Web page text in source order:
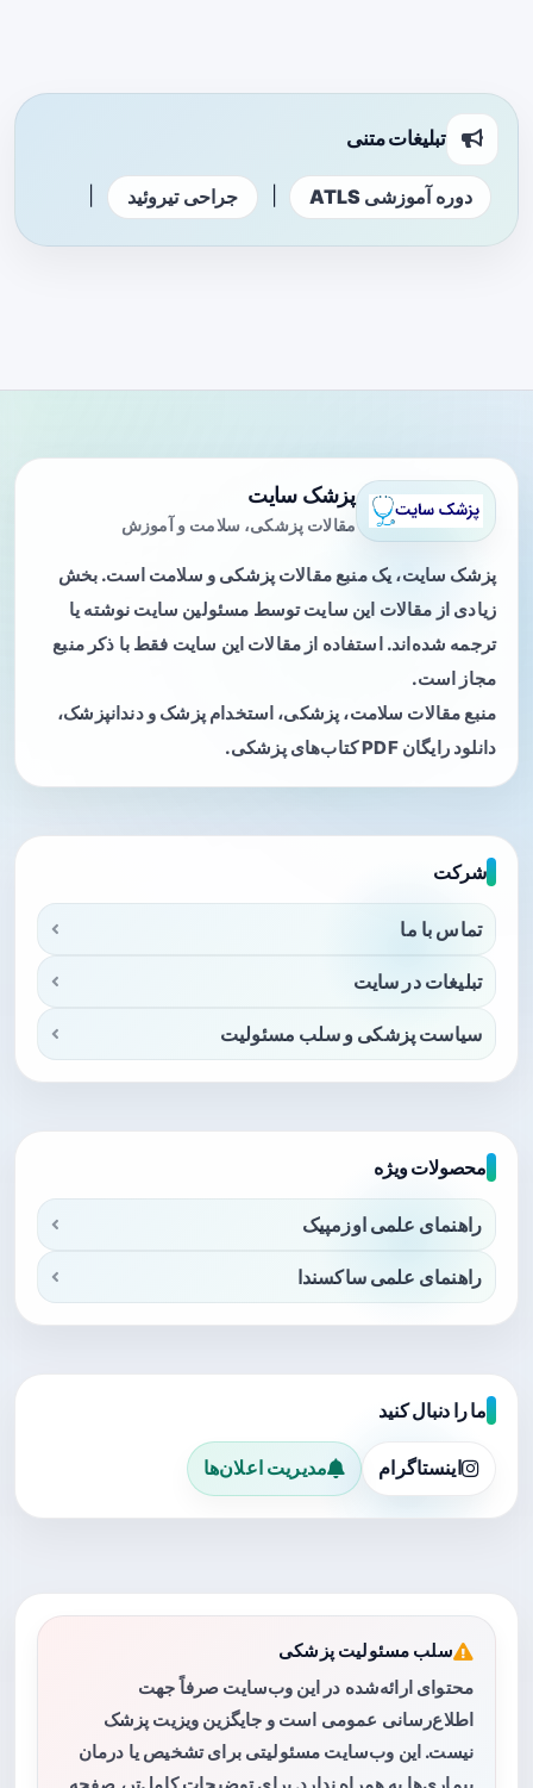
تبلیغات متنی
دوره آموزشی ATLS جراحی تیروئید
پزشک سایت
مقالات پزشکی، سلامت و آموزش
پزشک سایت، یک منبع مقالات پزشکی و سلامت است. بخش
زیادی از مقالات این سایت توسط مسئولین سایت نوشته یا
ترجمه شده‌اند. استفاده از مقالات این سایت فقط با ذکر منبع
مجاز است.
منبع مقالات سلامت، پزشکی، استخدام پزشک و دندانپزشک،
دانلود رایگان PDF کتاب‌های پزشکی.
شرکت
تماس با ما
تبلیغات در سایت
سیاست پزشکی و سلب مسئولیت
محصولات ویژه
راهنمای علمی اوزمپیک
راهنمای علمی ساکسندا
ما را دنبال کنید
اینستاگرام مدیریت اعلان‌ها
سلب مسئولیت پزشکی
محتوای ارائه‌شده در این وب‌سایت صرفاً جهت
اطلاع‌رسانی عمومی است و جایگزین ویزیت پزشک
نیست. این وب‌سایت مسئولیتی برای تشخیص یا درمان